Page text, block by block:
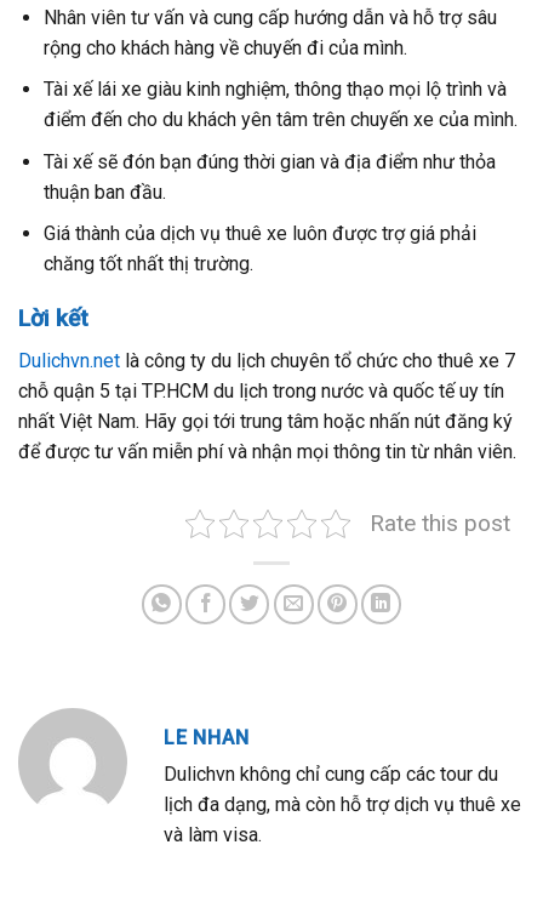
Nhân viên tư vấn và cung cấp hướng dẫn và hỗ trợ sâu
rộng cho khách hàng về chuyến đi của mình.
Tài xế lái xe giàu kinh nghiệm, thông thạo mọi lộ trình và
điểm đến cho du khách yên tâm trên chuyến xe của mình.
Tài xế sẽ đón bạn đúng thời gian và địa điểm như thỏa
thuận ban đầu.
Giá thành của dịch vụ thuê xe luôn được trợ giá phải
chăng tốt nhất thị trường.
Lời kết
Dulichvn.net là công ty du lịch chuyên tổ chức cho thuê xe 7
chỗ quận 5 tại TP.HCM du lịch trong nước và quốc tế uy tín
nhất Việt Nam. Hãy gọi tới trung tâm hoặc nhấn nút đăng ký
để được tư vấn miễn phí và nhận mọi thông tin từ nhân viên.
Rate this post
LE NHAN
Dulichvn không chỉ cung cấp các tour du
lịch đa dạng, mà còn hỗ trợ dịch vụ thuê xe
và làm visa.